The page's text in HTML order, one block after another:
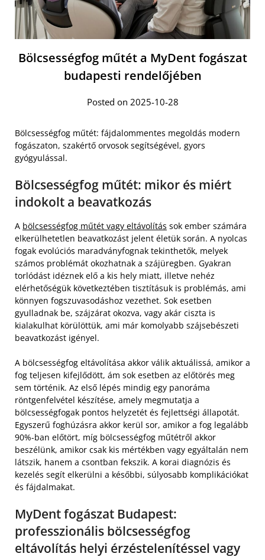
Bölcsességfog műtét a MyDent fogászat
budapesti rendelőjében
Posted on 2025-10-28
Bölcsességfog műtét: fájdalommentes megoldás modern
fogászaton, szakértő orvosok segítségével, gyors
gyógyulással.
Bölcsességfog műtét: mikor és miért
indokolt a beavatkozás
A bölcsességfog műtét vagy eltávolítás sok ember számára
elkerülhetetlen beavatkozást jelent életük során. A nyolcas
fogak evolúciós maradványfognak tekinthetők, melyek
számos problémát okozhatnak a szájüregben. Gyakran
torlódást idéznek elő a kis hely miatt, illetve nehéz
elérhetőségük következtében tisztításuk is problémás, ami
könnyen fogszuvasodáshoz vezethet. Sok esetben
gyulladnak be, szájzárat okozva, vagy akár ciszta is
kialakulhat körülöttük, ami már komolyabb szájsebészeti
beavatkozást igényel.
A bölcsességfog eltávolítása akkor válik aktuálissá, amikor a
fog teljesen kifejlődött, ám sok esetben az előtörés meg
sem történik. Az első lépés mindig egy panoráma
röntgenfelvétel készítése, amely megmutatja a
bölcsességfogak pontos helyzetét és fejlettségi állapotát.
Egyszerű foghúzásra akkor kerül sor, amikor a fog legalább
90%-ban előtört, míg bölcsességfog műtétről akkor
beszélünk, amikor csak kis mértékben vagy egyáltalán nem
látszik, hanem a csontban fekszik. A korai diagnózis és
kezelés segít elkerülni a későbbi, súlyosabb komplikációkat
és fájdalmakat.
MyDent fogászat Budapest:
professzionális bölcsességfog
eltávolítás helyi érzéstelenítéssel vagy